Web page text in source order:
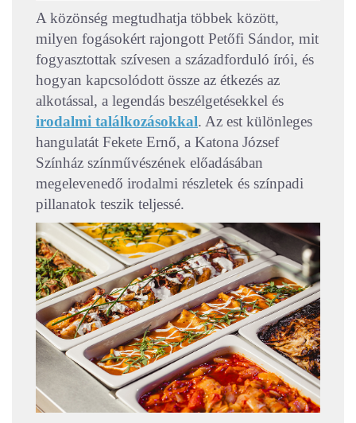
A közönség megtudhatja többek között,
milyen fogásokért rajongott Petőfi Sándor, mit
fogyasztottak szívesen a századforduló írói, és
hogyan kapcsolódott össze az étkezés az
alkotással, a legendás beszélgetésekkel és
irodalmi találkozásokkal. Az est különleges
hangulatát Fekete Ernő, a Katona József
Színház színművészének előadásában
megelevenedő irodalmi részletek és színpadi
pillanatok teszik teljessé.